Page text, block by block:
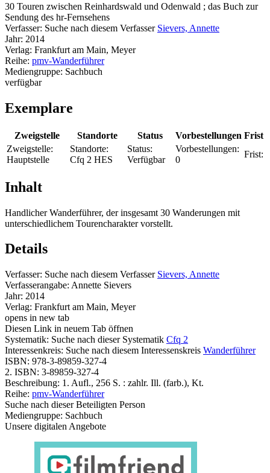
30 Touren zwischen Reinhardswald und Odenwald ; das Buch zur
Sendung des hr-Fernsehens
Verfasser: Suche nach diesem Verfasser Sievers, Annette
Jahr: 2014
Verlag: Frankfurt am Main, Meyer
Reihe: pmv-Wanderführer
Mediengruppe: Sachbuch
verfügbar
Exemplare
Zweigstelle Standorte Status Vorbestellungen Frist
Zweigstelle:
Hauptstelle
Standorte:
Cfq 2 HES
Status:
Verfügbar
Vorbestellungen:
0
Frist:
Inhalt
Handlicher Wanderführer, der insgesamt 30 Wanderungen mit
unterschiedlichem Tourencharakter vorstellt.
Details
Verfasser: Suche nach diesem Verfasser Sievers, Annette
Verfasserangabe: Annette Sievers
Jahr: 2014
Verlag: Frankfurt am Main, Meyer
opens in new tab
Diesen Link in neuem Tab öffnen
Systematik: Suche nach dieser Systematik Cfq 2
Interessenkreis: Suche nach diesem Interessenskreis Wanderführer
ISBN: 978-3-89859-327-4
2. ISBN: 3-89859-327-4
Beschreibung: 1. Aufl., 256 S. : zahlr. Ill. (farb.), Kt.
Reihe: pmv-Wanderführer
Suche nach dieser Beteiligten Person
Mediengruppe: Sachbuch
Unsere digitalen Angebote